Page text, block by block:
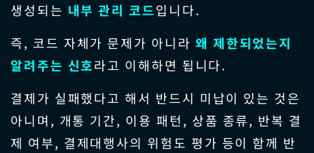
생성되는 내부 관리 코드입니다.
즉, 코드 자체가 문제가 아니라 왜 제한되었는지
알려주는 신호라고 이해하면 됩니다.
결제가 실패했다고 해서 반드시 미납이 있는 것은
아니며, 개통 기간, 이용 패턴, 상품 종류, 반복 결
제 여부, 결제대행사의 위험도 평가 등이 함께 반